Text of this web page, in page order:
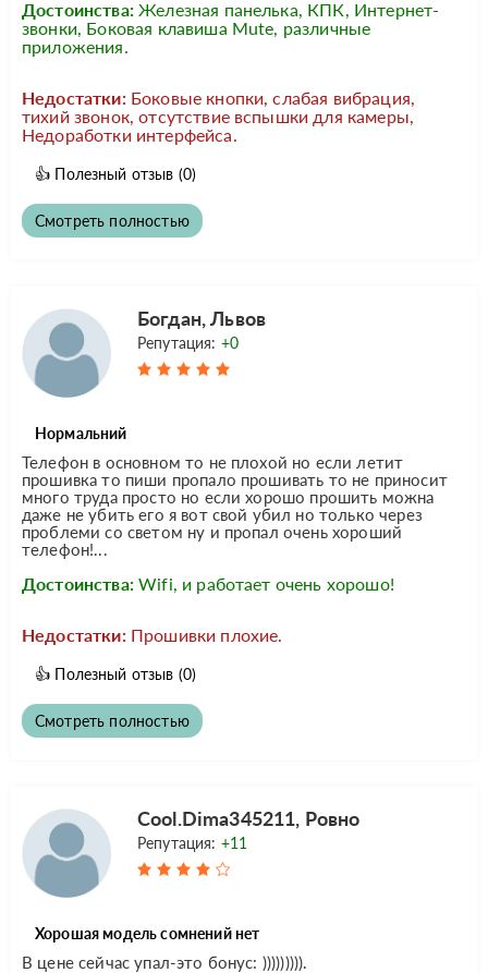
Достоинства: Железная панелька, КПК, Интернет-
звонки, Боковая клавиша Mute, различные
приложения.
Недостатки: Боковые кнопки, слабая вибрация,
тихий звонок, отсутствие вспышки для камеры,
Недоработки интерфейса.
👍 Полезный отзыв (0)
Смотреть полностью
Богдан, Львов
Репутация: +0
Нормальний
Телефон в основном то не плохой но если летит
прошивка то пиши пропало прошивать то не приносит
много труда просто но если хорошо прошить можна
даже не убить его я вот свой убил но только через
проблеми со светом ну и пропал очень хороший
телефон!...
Достоинства: Wifi, и работает очень хорошо!
Недостатки: Прошивки плохие.
👍 Полезный отзыв (0)
Смотреть полностью
Cool.Dima345211, Ровно
Репутация: +11
Хорошая модель сомнений нет
В цене сейчас упал-это бонус: ))))))))).